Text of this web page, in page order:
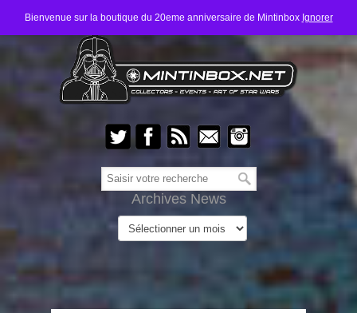
Bienvenue sur la boutique du 20eme anniversaire de Mintinbox Ignorer
Archives News